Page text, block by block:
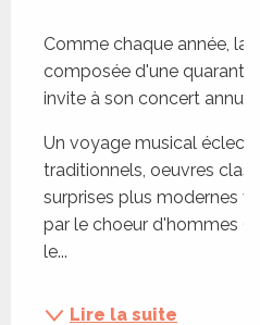
Comme chaque année, la
composée d'une
invite à son concert annuel.
Un voyage musical
traditionnels, oeuvres
surprises plus modernes
par le choeur d'hommes
le...
Lire la suite